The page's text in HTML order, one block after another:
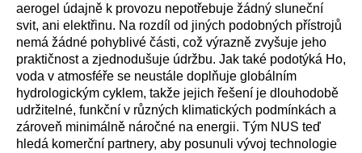
aerogel údajně k provozu nepotřebuje žádný sluneční
svit, ani elektřinu. Na rozdíl od jiných podobných přístrojů
nemá žádné pohyblivé části, což výrazně zvyšuje jeho
praktičnost a zjednodušuje údržbu. Jak také podotýká Ho,
voda v atmosféře se neustále doplňuje globálním
hydrologickým cyklem, takže jejich řešení je dlouhodobě
udržitelné, funkční v různých klimatických podmínkách a
zároveň minimálně náročné na energii. Tým NUS teď
hledá komerční partnery, aby posunuli vývoj technologie